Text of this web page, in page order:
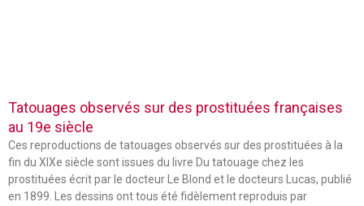
Tatouages observés sur des prostituées françaises
au 19e siècle
Ces reproductions de tatouages observés sur des prostituées à la
fin du XIXe siècle sont issues du livre Du tatouage chez les
prostituées écrit par le docteur Le Blond et le docteurs Lucas, publié
en 1899. Les dessins ont tous été fidèlement reproduis par